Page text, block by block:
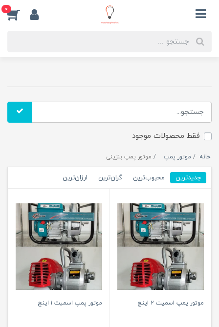
0
فقط محصولات موجود
خانه موتور پمپ موتور پمپ بنزینی
جدیدترین محبوب‌ترین گران‌ترین ارزان‌ترین
موتور پمپ اسمیت ۲ اینچ موتور پمپ اسمیت ۱ اینچ